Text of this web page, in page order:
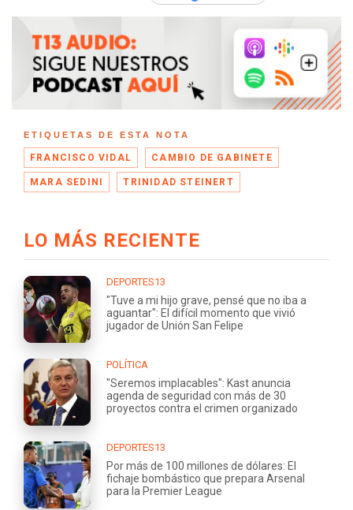
ETIQUETAS DE ESTA NOTA
FRANCISCO VIDAL CAMBIO DE GABINETE
MARA SEDINI TRINIDAD STEINERT
LO MÁS RECIENTE
DEPORTES13
"Tuve a mi hijo grave, pensé que no iba a
aguantar": El difícil momento que vivió
jugador de Unión San Felipe
POLÍTICA
"Seremos implacables": Kast anuncia
agenda de seguridad con más de 30
proyectos contra el crimen organizado
DEPORTES13
Por más de 100 millones de dólares: El
fichaje bombástico que prepara Arsenal
para la Premier League